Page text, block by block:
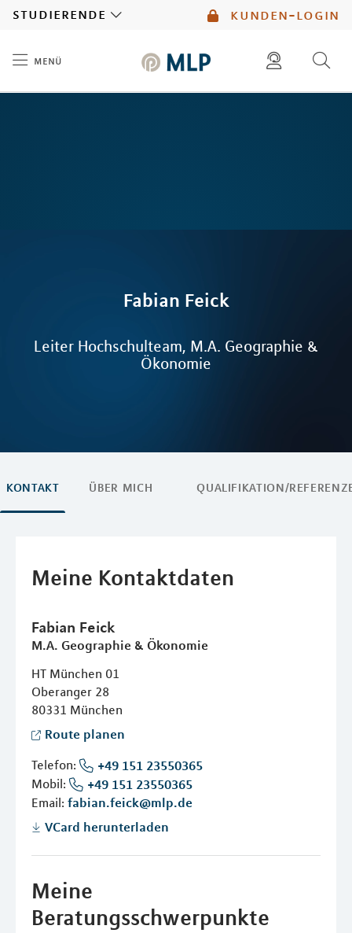
kunden-login
studierende
menü
Fabian Feick
Leiter Hochschulteam, M.A. Geographie &
Ökonomie
KONTAKT ÜBER MICH QUALIFIKATION/
Meine Kontaktdaten
Fabian Feick
M.A. Geographie & Ökonomie
HT München 01
Oberanger 28
80331 München
Route planen
Telefon:
+49 151 23550365
Mobil:
+49 151 23550365
Email: fabian.feick@mlp.de
VCard herunterladen
Meine
Beratungsschwerpunkte